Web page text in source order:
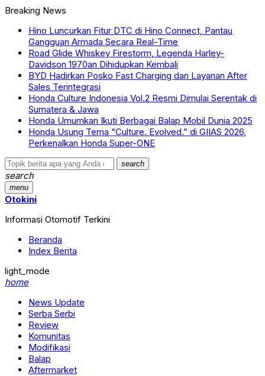
Breaking News
Hino Luncurkan Fitur DTC di Hino Connect, Pantau
Gangguan Armada Secara Real-Time
Road Glide Whiskey Firestorm, Legenda Harley-
Davidson 1970an Dihidupkan Kembali
BYD Hadirkan Posko Fast Charging dan Layanan After
Sales Terintegrasi
Honda Culture Indonesia Vol.2 Resmi Dimulai Serentak di
Sumatera & Jawa
Honda Umumkan Ikuti Berbagai Balap Mobil Dunia 2025
Honda Usung Tema “Culture. Evolved.” di GIIAS 2026,
Perkenalkan Honda Super-ONE
search
search
menu
Otokini
Informasi Otomotif Terkini
Beranda
Index Berita
light_mode
home
News Update
Serba Serbi
Review
Komunitas
Modifikasi
Balap
Aftermarket